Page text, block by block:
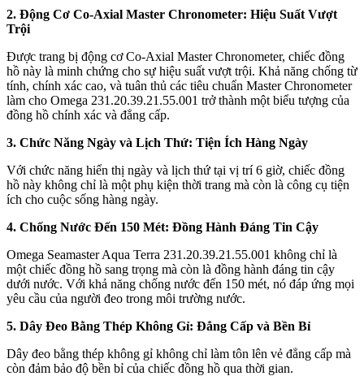
2. Động Cơ Co-Axial Master Chronometer: Hiệu Suất Vượt
Trội
Được trang bị động cơ Co-Axial Master Chronometer, chiếc đồng
hồ này là minh chứng cho sự hiệu suất vượt trội. Khả năng chống từ
tính, chính xác cao, và tuân thủ các tiêu chuẩn Master Chronometer
làm cho Omega 231.20.39.21.55.001 trở thành một biểu tượng của
đồng hồ chính xác và đẳng cấp.
3. Chức Năng Ngày và Lịch Thứ: Tiện Ích Hàng Ngày
Với chức năng hiển thị ngày và lịch thứ tại vị trí 6 giờ, chiếc đồng
hồ này không chỉ là một phụ kiện thời trang mà còn là công cụ tiện
ích cho cuộc sống hàng ngày.
4. Chống Nước Đến 150 Mét: Đồng Hành Đáng Tin Cậy
Omega Seamaster Aqua Terra 231.20.39.21.55.001 không chỉ là
một chiếc đồng hồ sang trọng mà còn là đồng hành đáng tin cậy
dưới nước. Với khả năng chống nước đến 150 mét, nó đáp ứng mọi
yêu cầu của người đeo trong môi trường nước.
5. Dây Đeo Bằng Thép Không Gỉ: Đẳng Cấp và Bền Bỉ
Dây đeo bằng thép không gỉ không chỉ làm tôn lên vẻ đẳng cấp mà
còn đảm bảo độ bền bỉ của chiếc đồng hồ qua thời gian.